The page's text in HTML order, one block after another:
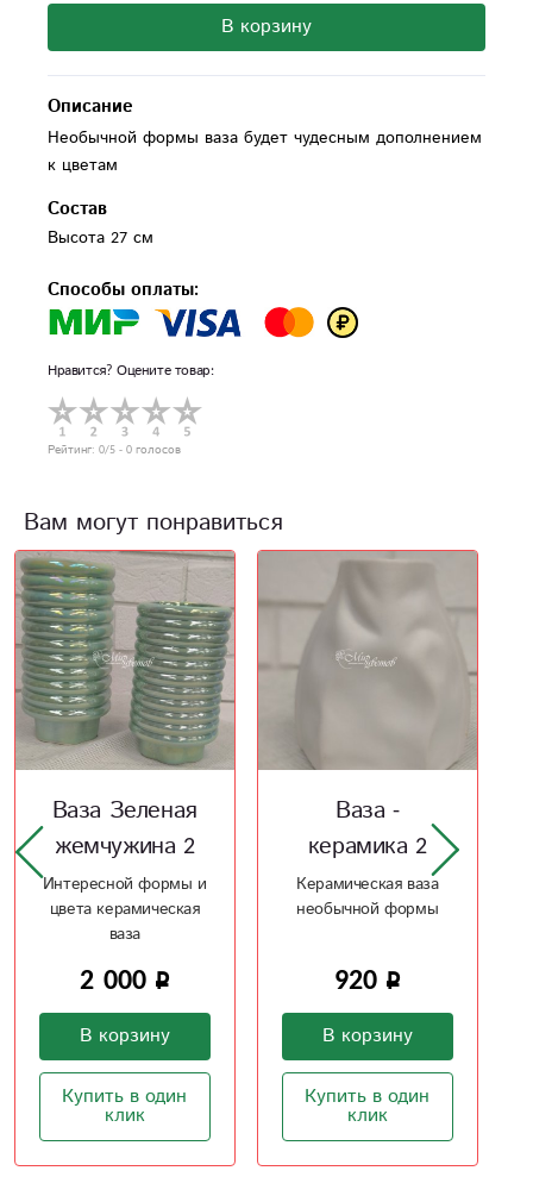
В корзину
Описание
Необычной формы ваза будет чудесным дополнением
к цветам
Состав
Высота 27 см
Способы оплаты:
Нравится? Оцените товар:
Рейтинг: 0/5 - 0 голосов
Вам могут понравиться
Ваза -
керамика 2
Керамическая ваза
необычной формы
920
В корзину
Купить в один
клик
Керамическая
ваза Тор 2
Стиль и форма
860
В корзину
Купить в один
клик